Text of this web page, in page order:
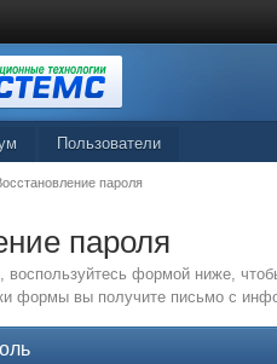
Пользователи
пароля
пароля
формой ниже,
формы вы получите письмо с